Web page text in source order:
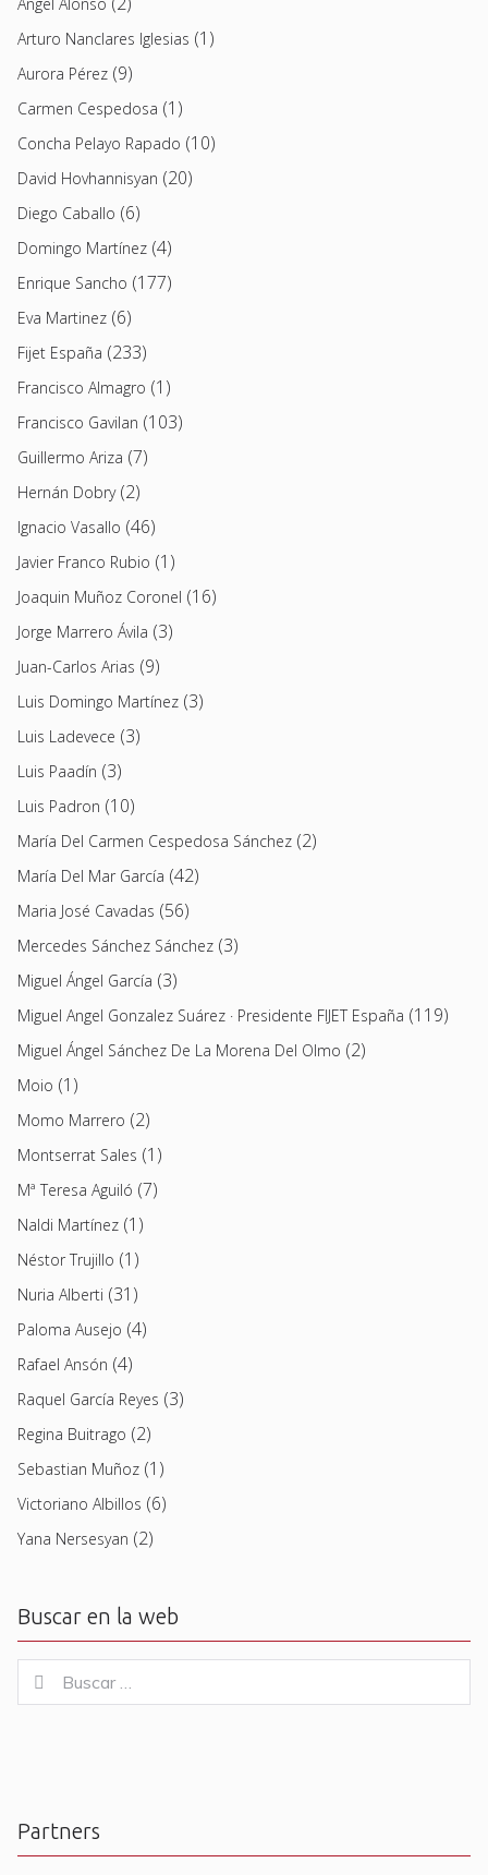
Arturo Nanclares Iglesias (1)
Aurora Pérez (9)
Carmen Cespedosa (1)
Concha Pelayo Rapado (10)
David Hovhannisyan (20)
Diego Caballo (6)
Domingo Martínez (4)
Enrique Sancho (177)
Eva Martinez (6)
Fijet España (233)
Francisco Almagro (1)
Francisco Gavilan (103)
Guillermo Ariza (7)
Hernán Dobry(2)
Ignacio Vasallo (46)
Javier Franco Rubio (1)
Joaquin Muñoz Coronel (16)
Jorge Marrero Ávila (3)
Juan-Carlos Arias (9)
Luis Domingo Martínez (3)
Luis Ladevece (3)
Luis Paadín (3)
Luis Padron (10)
María Del Carmen Cespedosa Sánchez (2)
María Del Mar García (42)
Maria José Cavadas (56)
Mercedes Sánchez Sánchez (3)
Miguel Ángel García (3)
Miguel Angel Gonzalez Suárez · Presidente FIJET España (119)
Miguel Ángel Sánchez De La Morena Del Olmo (2)
Moio (1)
Momo Marrero (2)
Montserrat Sales (1)
Mª Teresa Aguiló (7)
Naldi Martínez (1)
Néstor Trujillo (1)
Nuria Alberti (31)
Paloma Ausejo (4)
Rafael Ansón (4)
Raquel García Reyes (3)
Regina Buitrago (2)
Sebastian Muñoz (1)
Victoriano Albillos (6)
Yana Nersesyan (2)
Buscar en la web
for:
Buscar
Partners